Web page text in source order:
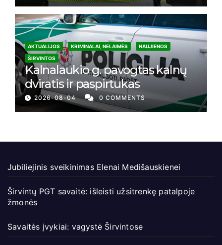
AKTUALIJOS KRIMINALAI, NELAIMĖS
NAUJIENOS
ŠIRVINTOS
Kalnalaukio g. pavogtas kalnų
dviratis ir paspirtukas
2026-08-04 0 COMMENTS
Jubiliejinis sveikinimas Elenai Medišauskienei
Širvintų PGT savaitė: išleisti užsitrenkę patalpoje
žmonės
Savaitės įvykiai: vagystė Širvintose